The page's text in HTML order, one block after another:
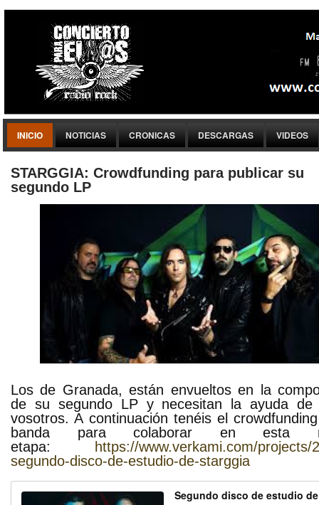
INICIO NOTICIAS CRONICAS DESCARGAS VIDEOS
STARGGIA: Crowdfunding para publicar su
segundo LP
Los de Granada, están envueltos en la
de su segundo LP y necesitan la ayuda de
vosotros. A continuación tenéis el
banda para colaborar en esta
etapa:
https://www.verkami.com/projects/
segundo-disco-de-estudio-de-starggia